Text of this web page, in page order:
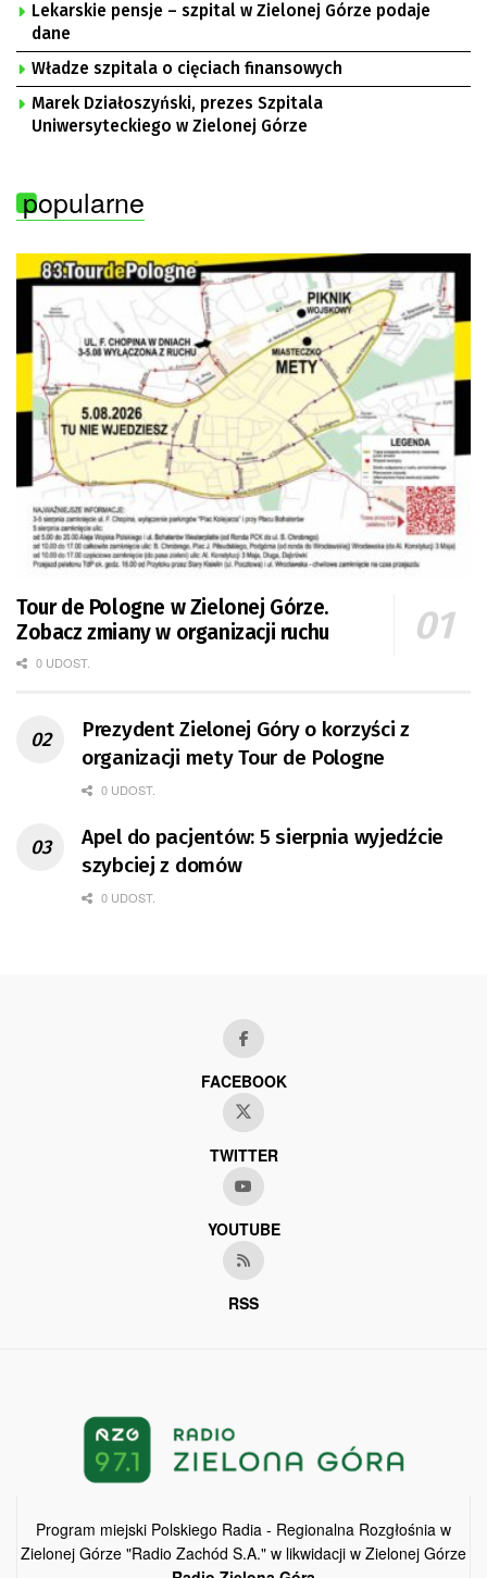
Lekarskie pensje – szpital w Zielonej Górze podaje
dane
Władze szpitala o cięciach finansowych
Marek Działoszyński, prezes Szpitala
Uniwersyteckiego w Zielonej Górze
popularne
Tour de Pologne w Zielonej Górze.
Zobacz zmiany w organizacji ruchu
0 UDOST.
Prezydent Zielonej Góry o korzyści z
organizacji mety Tour de Pologne
0 UDOST.
Apel do pacjentów: 5 sierpnia wyjedźcie
szybciej z domów
0 UDOST.
FACEBOOK
TWITTER
YOUTUBE
RSS
Program miejski Polskiego Radia - Regionalna Rozgłośnia w
Zielonej Górze "Radio Zachód S.A." w likwidacji w Zielonej Górze